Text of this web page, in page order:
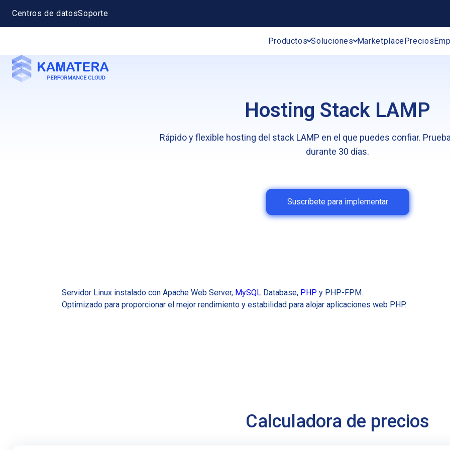
Centros de datosSoporte
Productos Soluciones MarketplacePrecios
Hosting Stack LAMP
Rápido y flexible hosting del stack LAMP en el que puedes confiar.
durante 30 días.
Suscríbete para implementar
Servidor Linux instalado con Apache Web Server, MySQLDatabase, PHP y PHP-FPM.
Optimizado para proporcionar el mejor rendimiento y estabilidad para alojar aplicaciones web PHP.
Calculadora de precios